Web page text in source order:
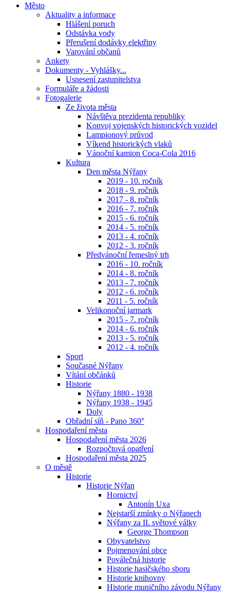
Město
Aktuality a informace
Hlášení poruch
Odstávka vody
Přerušení dodávky elektřiny
Varování občanů
Ankety
Dokumenty - Vyhlášky...
Usnesení zastupitelstva
Formuláře a žádosti
Fotogalerie
Ze života města
Návštěva prezidenta republiky
Konvoj vojenských historických vozidel
Lampionový průvod
Víkend historických vlaků
Vánoční kamion Coca-Cola 2016
Kultura
Den města Nýřany
2019 - 10. ročník
2018 - 9. ročník
2017 - 8. ročník
2016 - 7. ročník
2015 - 6. ročník
2014 - 5. ročník
2013 - 4. ročník
2012 - 3. ročník
Předvánoční řemeslný trh
2016 - 10. ročník
2014 - 8. ročník
2013 - 7. ročník
2012 - 6. ročník
2011 - 5. ročník
Velikonoční jarmark
2015 - 7. ročník
2014 - 6. ročník
2013 - 5. ročník
2012 - 4. ročník
Sport
Současné Nýřany
Vítání občánků
Historie
Nýřany 1880 - 1938
Nýřany 1938 - 1945
Doly
Obřadní síň - Pano 360°
Hospodaření města
Hospodaření města 2026
Rozpočtová opatření
Hospodaření města 2025
O městě
Historie
Historie Nýřan
Hornictví
Antonín Uxa
Nejstarší zmínky o Nýřanech
Nýřany za II. světové války
George Thompson
Obyvatelstvo
Pojmenování obce
Poválečná historie
Historie hasičského sboru
Historie knihovny
Historie muničního závodu Nýřany